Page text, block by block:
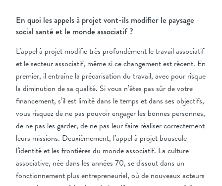
En quoi les appels à projet vont-ils modifier le paysage
social santé et le monde associatif ?
L’appel à projet modifie très profondément le travail associatif
et le secteur associatif, même si ce changement est récent. En
premier, il entraîne la précarisation du travail, avec pour risque
la diminution de sa qualité. Si vous n’êtes pas sûr de votre
financement, s’il est limité dans le temps et dans ses objectifs,
vous risquez de ne pas pouvoir engager les bonnes personnes,
de ne pas les garder, de ne pas leur faire réaliser correctement
leurs missions. Deuxièmement, l’appel à projet bouscule
l’identité et les frontières du monde associatif. La culture
associative, née dans les années 70, se dissout dans un
fonctionnement plus entrepreneurial, où de nouveaux acteurs